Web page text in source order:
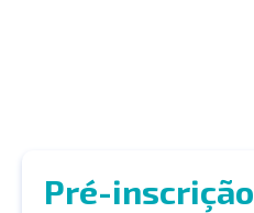
Pré-inscrição